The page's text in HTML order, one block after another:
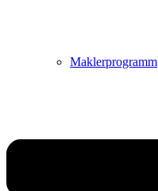
Maklerprogramm